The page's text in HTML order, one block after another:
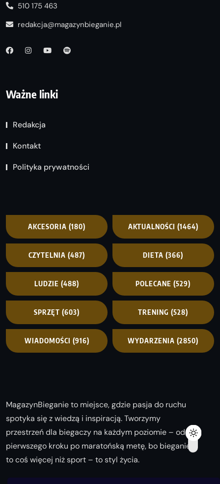
510 175 463
redakcja@magazynbieganie.pl
Ważne linki
Redakcja
Kontakt
Polityka prywatności
AKCESORIA (180) AKTUALNOŚCI (1464)
CZYTELNIA (487) DIETA (366)
LUDZIE (488) POLECANE (529)
SPRZĘT (603) TRENING (528)
WIADOMOŚCI (916) WYDARZENIA (2850)
MagazynBieganie to miejsce, gdzie pasja do ruchu
spotyka się z wiedzą i inspiracją. Tworzymy
przestrzeń dla biegaczy na każdym poziomie – od
pierwszego kroku po maratońską metę, bo bieganie
to coś więcej niż sport – to styl życia.